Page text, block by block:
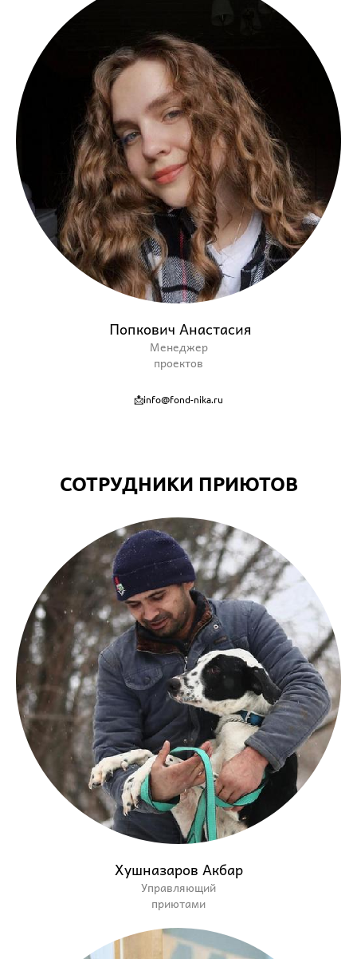
Попкович Анастасия
Менеджер
проектов
📩info@fond-nika.ru
СОТРУДНИКИ ПРИЮТОВ
Хушназаров Акбар
Управляющий
приютами